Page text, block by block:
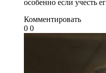
особенно если учесть
Комментировать
0 0